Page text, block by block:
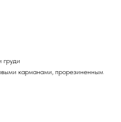
груди
карманами, прорезиненным